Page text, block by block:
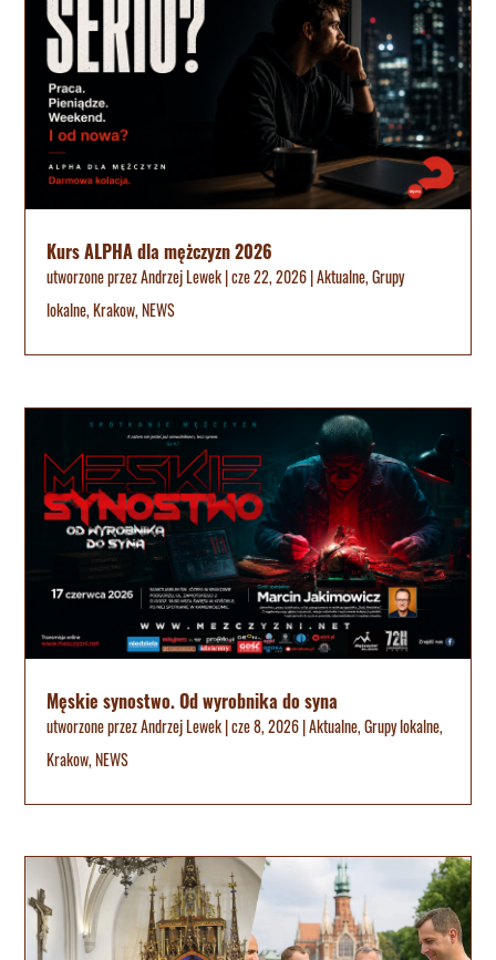
Kurs ALPHA dla mężczyzn 2026
utworzone przezAndrzej Lewek|cze 22, 2026|Aktualne,Grupy
lokalne,Krakow,NEWS
Męskie synostwo. Od wyrobnika do syna
utworzone przezAndrzej Lewek|cze 8, 2026|Aktualne,Grupy lokalne,
Krakow,NEWS